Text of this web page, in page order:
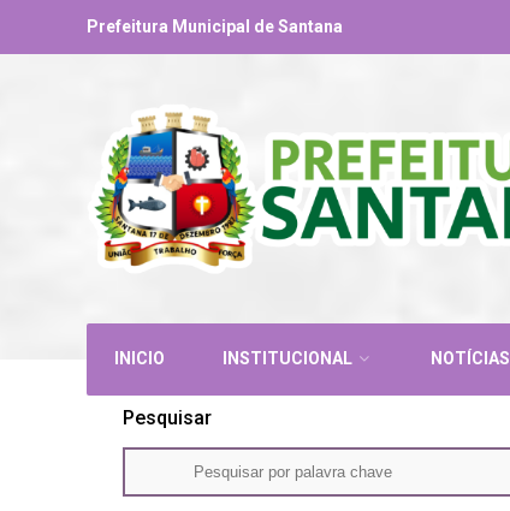
Prefeitura Municipal de Santana
INICIO INSTITUCIONAL NOTÍCIAS
Pesquisar